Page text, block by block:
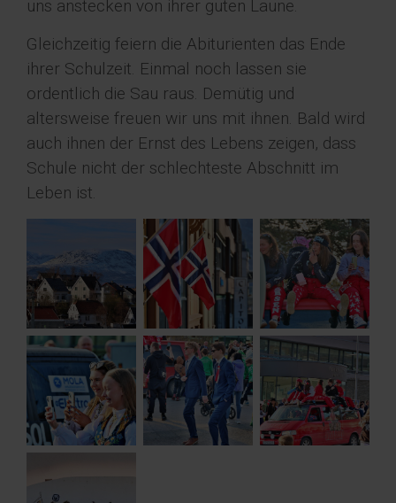
uns anstecken von ihrer guten Laune.
Gleichzeitig feiern die Abiturienten das Ende
ihrer Schulzeit. Einmal noch lassen sie
ordentlich die Sau raus. Demütig und
altersweise freuen wir uns mit ihnen. Bald wird
auch ihnen der Ernst des Lebens zeigen, dass
Schule nicht der schlechteste Abschnitt im
Leben ist.